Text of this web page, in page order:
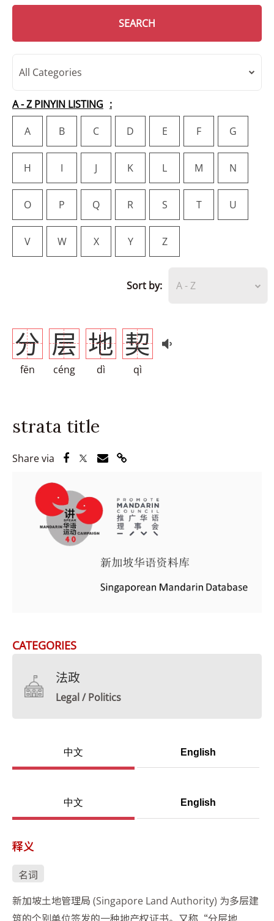
SEARCH
All Categories
A - Z PINYIN LISTING
A
B C D E F G
H I J K L M N
O P Q R S T U
V W X Y Z
Sort by: A - Z
分
fēn
层
céng
地
dì
契
qì
strata title
Share via Share via Facebook
Share via Twitter
Share via Email
Share via Link
CATEGORIES
法政
Legal / Politics
中文 English
中文 English
释义
名词
新加坡土地管理局 (Singapore Land Authority) 为多层建